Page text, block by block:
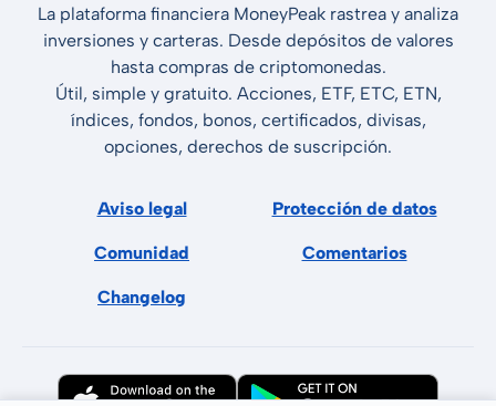
La plataforma financiera MoneyPeak rastrea y analiza
inversiones y carteras. Desde depósitos de valores
hasta compras de criptomonedas.
Útil, simple y gratuito. Acciones, ETF, ETC, ETN,
índices, fondos, bonos, certificados, divisas,
opciones, derechos de suscripción.
Aviso legal Protección de datos
Comunidad Comentarios
Changelog